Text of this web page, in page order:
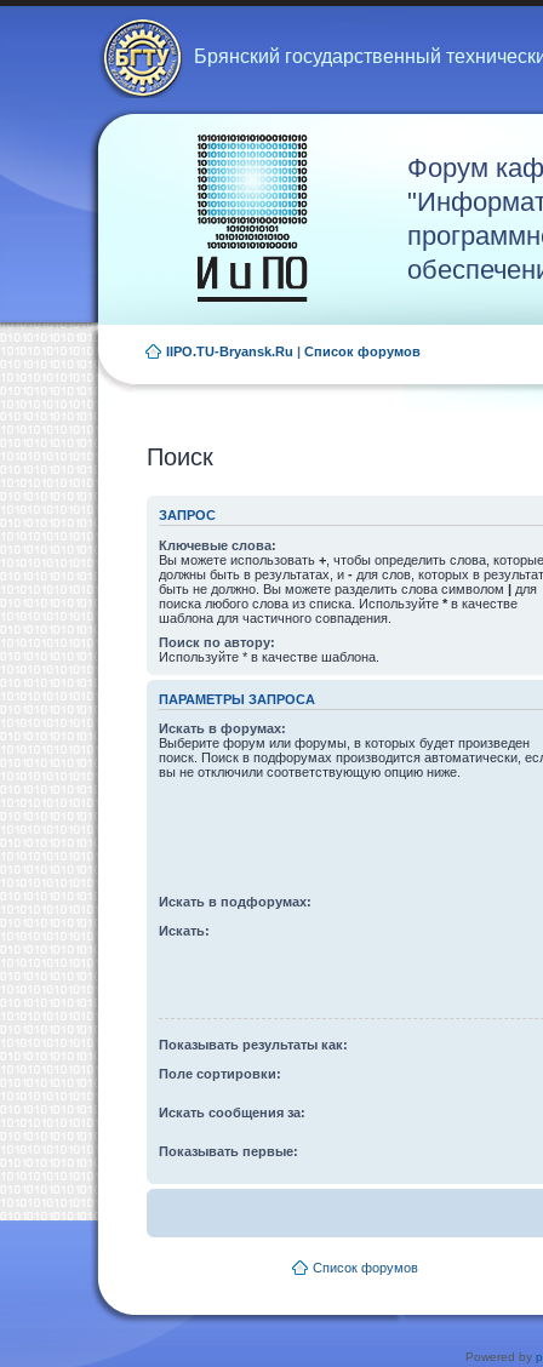
Брянский государственный
Форум
IIPO.TU-Bryansk.Ru | Список форумов
Поиск
ЗАПРОС
Ключевые слова:
Вы можете использовать + , чтобы определить слова, которые
должны быть в результатах, и - для слов, которых в
быть не должно. Вы можете разделить слова символом | для
поиска любого слова из списка. Используйте * в качестве
шаблона для частичного совпадения.
Поиск по автору:
Используйте * в качестве шаблона.
ПАРАМЕТРЫ ЗАПРОСА
Искать в форумах:
Выберите форум или форумы, в которых будет произведен
поиск. Поиск в подфорумах производится автоматически,
вы не отключили соответствующую опцию ниже.
Искать в подфорумах:
Искать:
Показывать результаты как:
Поле сортировки:
Искать сообщения за:
Показывать первые:
Список форумов
Powered by